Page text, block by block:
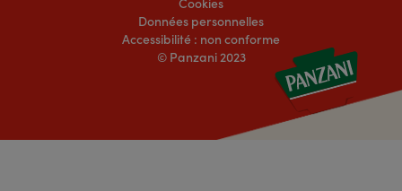
Cookies
Données personnelles
Accessibilité : non conforme
© Panzani 2023